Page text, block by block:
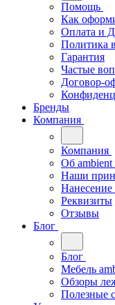
Помощь
Как
Оплата и
Политика
Гарантия
Частые
Договор-
Бренды
Компания
Компания
Oб
Наши
Нанесение
Реквизиты
Отзывы
Блог
Блог
Мебель
Обзоры
Полезные